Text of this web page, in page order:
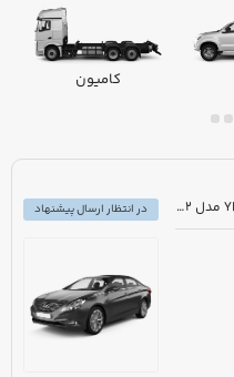
کامیون
مزایده دولتی خودرو هیوندای سوناتا YF2400 مدل 2012 رنگ سفید متالیک
در انتظار ارسال پیشنهاد